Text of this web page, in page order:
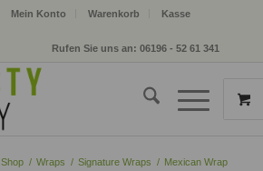
Mein Konto Warenkorb Kasse
Rufen Sie uns an: 06196 - 52 61 341
Shop / Wraps / Signature Wraps / Mexican Wrap